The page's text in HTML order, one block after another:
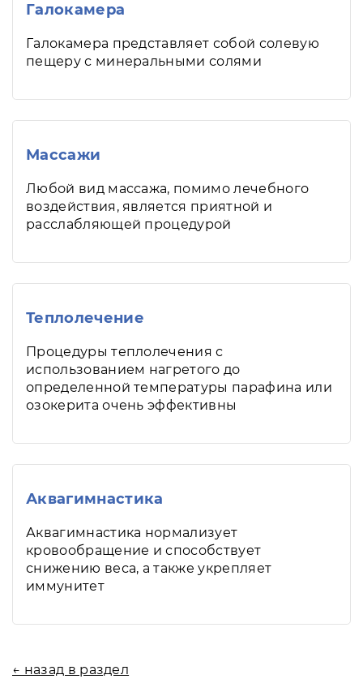
Галокамера
Галокамера представляет собой солевую
пещеру с минеральными солями
Массажи
Любой вид массажа, помимо лечебного
воздействия, является приятной и
расслабляющей процедурой
Теплолечение
Процедуры теплолечения с
использованием нагретого до
определенной температуры парафина или
озокерита очень эффективны
Аквагимнастика
Аквагимнастика нормализует
кровообращение и способствует
снижению веса, а также укрепляет
иммунитет
← назад в раздел